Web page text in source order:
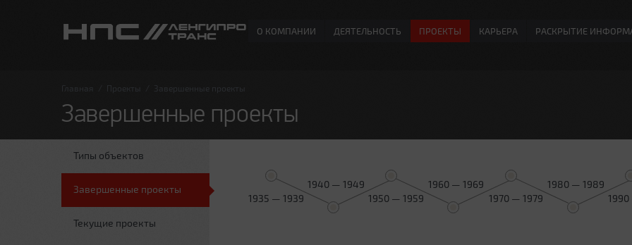
О КОМПАНИИ ДЕЯТЕЛЬНОСТЬ ПРОЕКТЫ КАРЬЕРА РАСКРЫТИЕ
Главная Проекты Завершенные проекты
Завершенные проекты
Типы объектов
Завершенные проекты
Текущие проекты
1935 — 1939
1940 — 1949
1950 — 1959
1960 — 1969
1970 — 1979
1980 — 1989